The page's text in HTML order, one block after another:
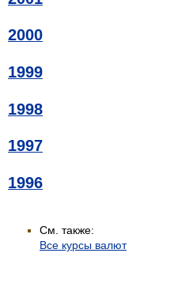
2000
1999
1998
1997
1996
См. также:
Все курсы валют